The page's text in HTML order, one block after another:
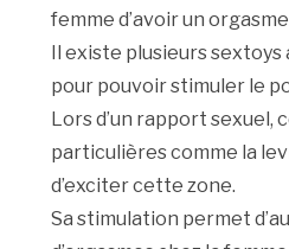
femme d’avoir un
Il existe plusieurs
pour pouvoir stimuler le
Lors d’un rapport sexuel,
particulières comme la
d’exciter cette zone.
Sa stimulation permet